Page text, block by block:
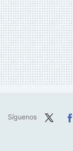
Síguenos